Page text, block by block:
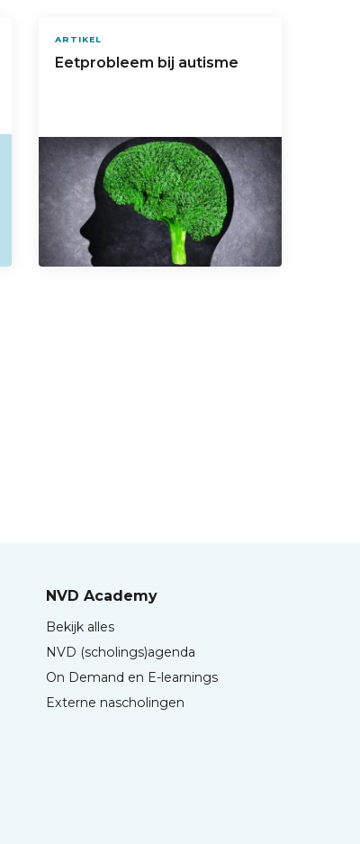
ARTIKEL
Eetprobleem bij autisme
NVD Academy
Bekijk alles
NVD (scholings)agenda
On Demand en E-learnings
Externe nascholingen